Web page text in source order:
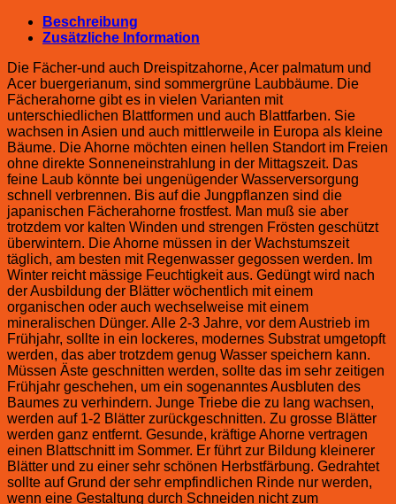
Beschreibung
Zusätzliche Information
Die Fächer-und auch Dreispitzahorne, Acer palmatum und
Acer buergerianum, sind sommergrüne Laubbäume. Die
Fächerahorne gibt es in vielen Varianten mit
unterschiedlichen Blattformen und auch Blattfarben. Sie
wachsen in Asien und auch mittlerweile in Europa als kleine
Bäume. Die Ahorne möchten einen hellen Standort im Freien
ohne direkte Sonneneinstrahlung in der Mittagszeit. Das
feine Laub könnte bei ungenügender Wasserversorgung
schnell verbrennen. Bis auf die Jungpflanzen sind die
japanischen Fächerahorne frostfest. Man muß sie aber
trotzdem vor kalten Winden und strengen Frösten geschützt
überwintern. Die Ahorne müssen in der Wachstumszeit
täglich, am besten mit Regenwasser gegossen werden. Im
Winter reicht mässige Feuchtigkeit aus. Gedüngt wird nach
der Ausbildung der Blätter wöchentlich mit einem
organischen oder auch wechselweise mit einem
mineralischen Dünger. Alle 2-3 Jahre, vor dem Austrieb im
Frühjahr, sollte in ein lockeres, modernes Substrat umgetopft
werden, das aber trotzdem genug Wasser speichern kann.
Müssen Äste geschnitten werden, sollte das im sehr zeitigen
Frühjahr geschehen, um ein sogenanntes Ausbluten des
Baumes zu verhindern. Junge Triebe die zu lang wachsen,
werden auf 1-2 Blätter zurückgeschnitten. Zu grosse Blätter
werden ganz entfernt. Gesunde, kräftige Ahorne vertragen
einen Blattschnitt im Sommer. Er führt zur Bildung kleinerer
Blätter und zu einer sehr schönen Herbstfärbung. Gedrahtet
sollte auf Grund der sehr empfindlichen Rinde nur werden,
wenn eine Gestaltung durch Schneiden nicht zum